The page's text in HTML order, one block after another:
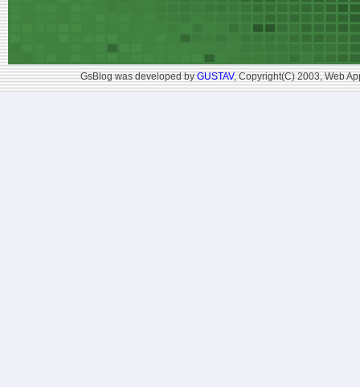
GsBlog was developed byGUSTAV, Copyright(C) 2003, Web